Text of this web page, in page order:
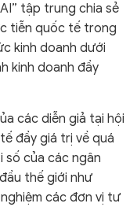
tập trung chia sẻ
tiễn quốc tế trong
kinh doanh dưới
kinh doanh đầy
các diễn giả tại hội
đầy giá trị về quá
số của các ngân
thế giới như
các đơn vị tư